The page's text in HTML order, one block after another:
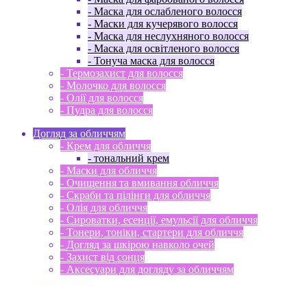
- Маска для ослабленого волосся
- Маски для кучерявого волосся
- Маска для неслухняного волосся
- Маска для освітленого волосся
- Тонуча маска для волосся
- Термозахист для волосся
- Молочко для волосся
- Олії для волосся
- Пудра для волосся
Догляд за обличчям
- Крем для обличчя
- тональний крем
- Маски для обличчя
- Очищення та вмивання обличчя
- Скраби та пілінги для обличчя
- Олія для обличчя
- Сироватки, есенції, емульсії для обличчя
- Тонери, тоніки, стартери для обличчя
- Догляд за шкірою навколо очей
- Захист від сонця
- Аксесуари для догляду за обличчям